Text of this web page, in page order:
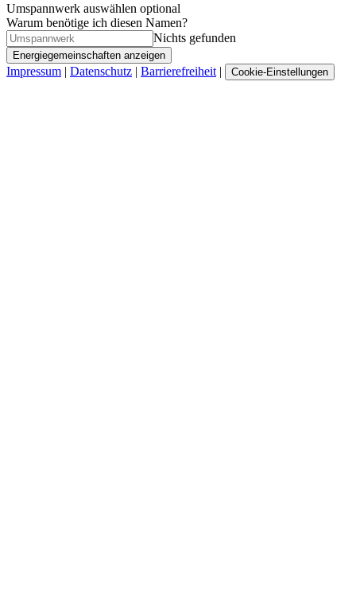
Umspannwerk auswählen optional
Warum benötige ich diesen Namen?
Nichts gefunden
Energiegemeinschaften anzeigen
Impressum | Datenschutz | Barrierefreiheit | Cookie-Einstellungen